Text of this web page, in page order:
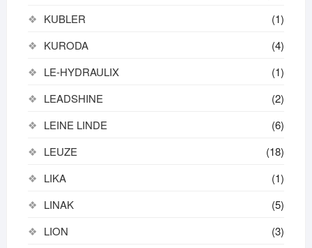
KUBLER
(1)
KURODA
(4)
LE-HYDRAULIX
(1)
LEADSHINE
(2)
LEINE LINDE
(6)
LEUZE
(18)
LIKA
(1)
LINAK
(5)
LION
(3)